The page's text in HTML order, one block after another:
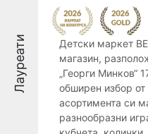
Лауреати
Детски маркет
магазин,
„Георги Минков“
обширен избор
асортимента си
разнообразни